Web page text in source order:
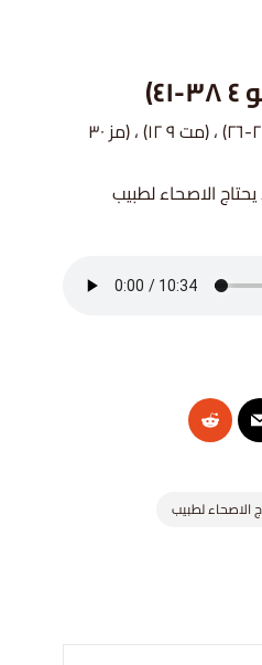
شواهد متعلقة: مر (٨ ٢٢-٢٦) ، (مت ٩ ١٢) ، (مز ٣٠
الاصحاء لطبيب
الاصحاء لطبيب